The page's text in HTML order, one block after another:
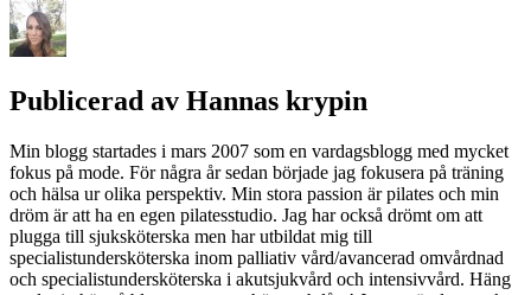
Publicerad av Hannas krypin
Min blogg startades i mars 2007 som en vardagsblogg med mycket
fokus på mode. För några år sedan började jag fokusera på träning
och hälsa ur olika perspektiv. Min stora passion är pilates och min
dröm är att ha en egen pilatesstudio. Jag har också drömt om att
plugga till sjuksköterska men har utbildat mig till
specialistundersköterska inom palliativ vård/avancerad omvårdnad
och specialistundersköterska i akutsjukvård och intensivvård. Häng